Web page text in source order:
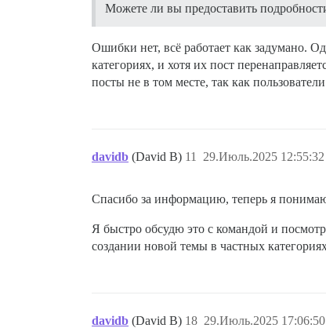
Можете ли вы предоставить
Ошибки нет, всё работает как задумано.
категориях, и хотя их пост
посты не в том месте, так как
davidb (David B) 29.Июль.2025 12:55:32
11
Спасибо за информацию, теперь я
Я быстро обсудю это с командой и
создании новой темы в частных
davidb (David B) 29.Июль.2025 17:06:50
18